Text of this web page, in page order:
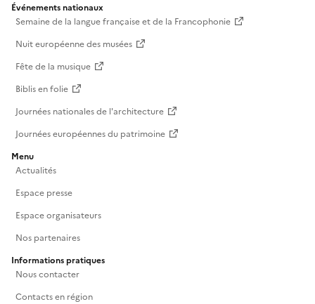
Événements nationaux
Semaine de la langue française et de la Francophonie
Nuit européenne des musées
Fête de la musique
Biblis en folie
Journées nationales de l'architecture
Journées européennes du patrimoine
Menu
Actualités
Espace presse
Espace organisateurs
Nos partenaires
Informations pratiques
Nous contacter
Contacts en région